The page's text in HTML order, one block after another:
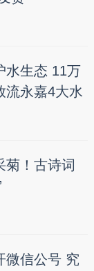
水生态 11万
流永嘉4大水
菊！古诗词
微信公号 究